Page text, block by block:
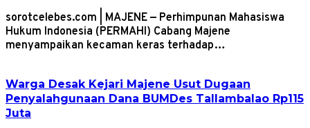
sorotcelebes.com | MAJENE — Perhimpunan Mahasiswa
Hukum Indonesia (PERMAHI) Cabang Majene
menyampaikan kecaman keras terhadap…
Warga Desak Kejari Majene Usut Dugaan
Penyalahgunaan Dana BUMDes Tallambalao Rp115
Juta